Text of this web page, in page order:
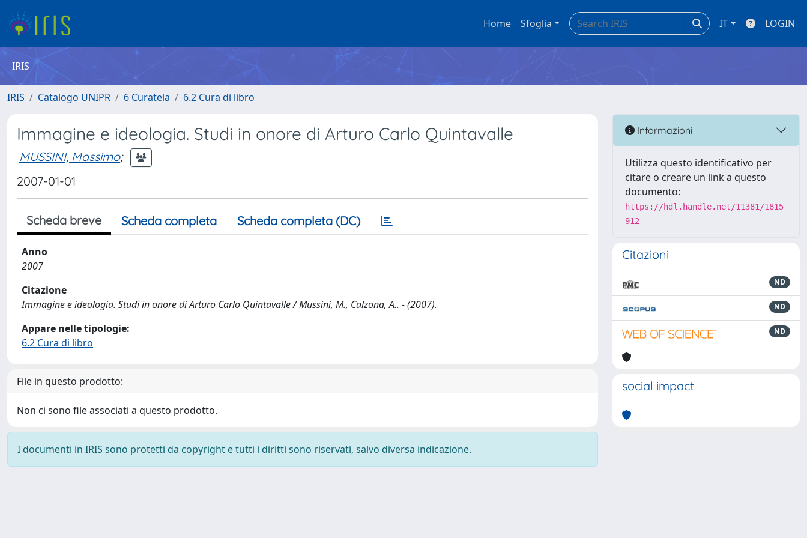
Home Sfoglia IT LOGIN
IRIS
IRIS Catalogo UNIPR 6 Curatela 6.2 Cura di libro
Immagine e ideologia. Studi in onore di Arturo Carlo Quintavalle
MUSSINI, Massimo;
2007-01-01
Scheda breve Scheda completa Scheda completa (DC)
Anno
2007
Citazione
Immagine e ideologia. Studi in onore di Arturo Carlo Quintavalle / Mussini, M., Calzona, A.. - (2007).
Appare nelle tipologie:
6.2 Cura di libro
File in questo prodotto:
Non ci sono file associati a questo prodotto.
I documenti in IRIS sono protetti da copyright e tutti i diritti sono riservati, salvo diversa indicazione.
Informazioni
Utilizza questo identificativo per
citare o creare un link a questo
documento:
https://hdl.handle.net/11381/1815
912
Citazioni
ND
ND
ND
social impact